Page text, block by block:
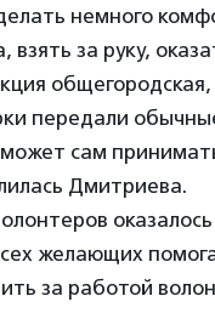
немного
взять за руку,
передали
сам
Дмитриева.
желающих
за работой